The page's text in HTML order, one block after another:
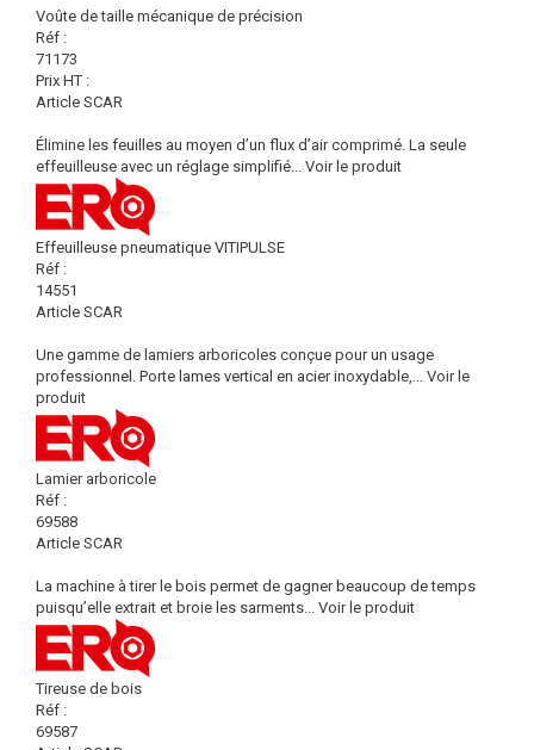
Voûte de taille mécanique de précision
Réf :
71173
Prix HT :
Article SCAR
Élimine les feuilles au moyen d’un flux d’air comprimé. La seule
effeuilleuse avec un réglage simplifié... Voir le produit
Effeuilleuse pneumatique VITIPULSE
Réf :
14551
Article SCAR
Une gamme de lamiers arboricoles conçue pour un usage
professionnel. Porte lames vertical en acier inoxydable,... Voir le
produit
Lamier arboricole
Réf :
69588
Article SCAR
La machine à tirer le bois permet de gagner beaucoup de temps
puisqu’elle extrait et broie les sarments... Voir le produit
Tireuse de bois
Réf :
69587